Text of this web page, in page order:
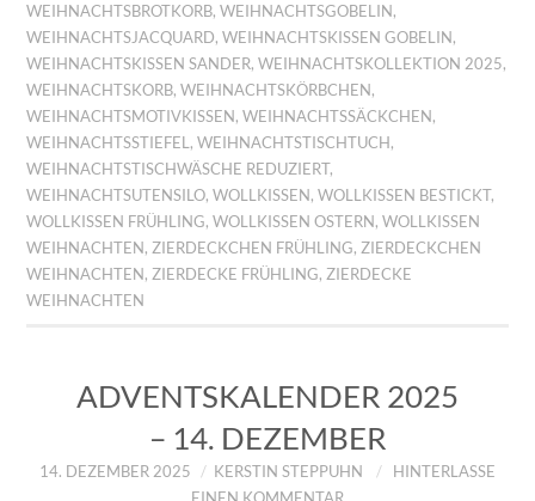
WEIHNACHTSBROTKORB,WEIHNACHTSGOBELIN,
WEIHNACHTSJACQUARD,WEIHNACHTSKISSEN GOBELIN,
WEIHNACHTSKISSEN SANDER,WEIHNACHTSKOLLEKTION 2025,
WEIHNACHTSKORB,WEIHNACHTSKÖRBCHEN,
WEIHNACHTSMOTIVKISSEN,WEIHNACHTSSÄCKCHEN,
WEIHNACHTSSTIEFEL ,WEIHNACHTSTISCHTUCH,
WEIHNACHTSTISCHWÄSCHE REDUZIERT,
WEIHNACHTSUTENSILO,WOLLKISSEN,WOLLKISSEN BESTICKT,
WOLLKISSEN FRÜHLING,WOLLKISSEN OSTERN,WOLLKISSEN
WEIHNACHTEN, ZIERDECKCHEN FRÜHLING, ZIERDECKCHEN
WEIHNACHTEN, ZIERDECKE FRÜHLING, ZIERDECKE
WEIHNACHTEN
ADVENTSKALENDER 2025
– 14. DEZEMBER
14. DEZEMBER 2025 KERSTIN STEPPUHN
HINTERLASSE